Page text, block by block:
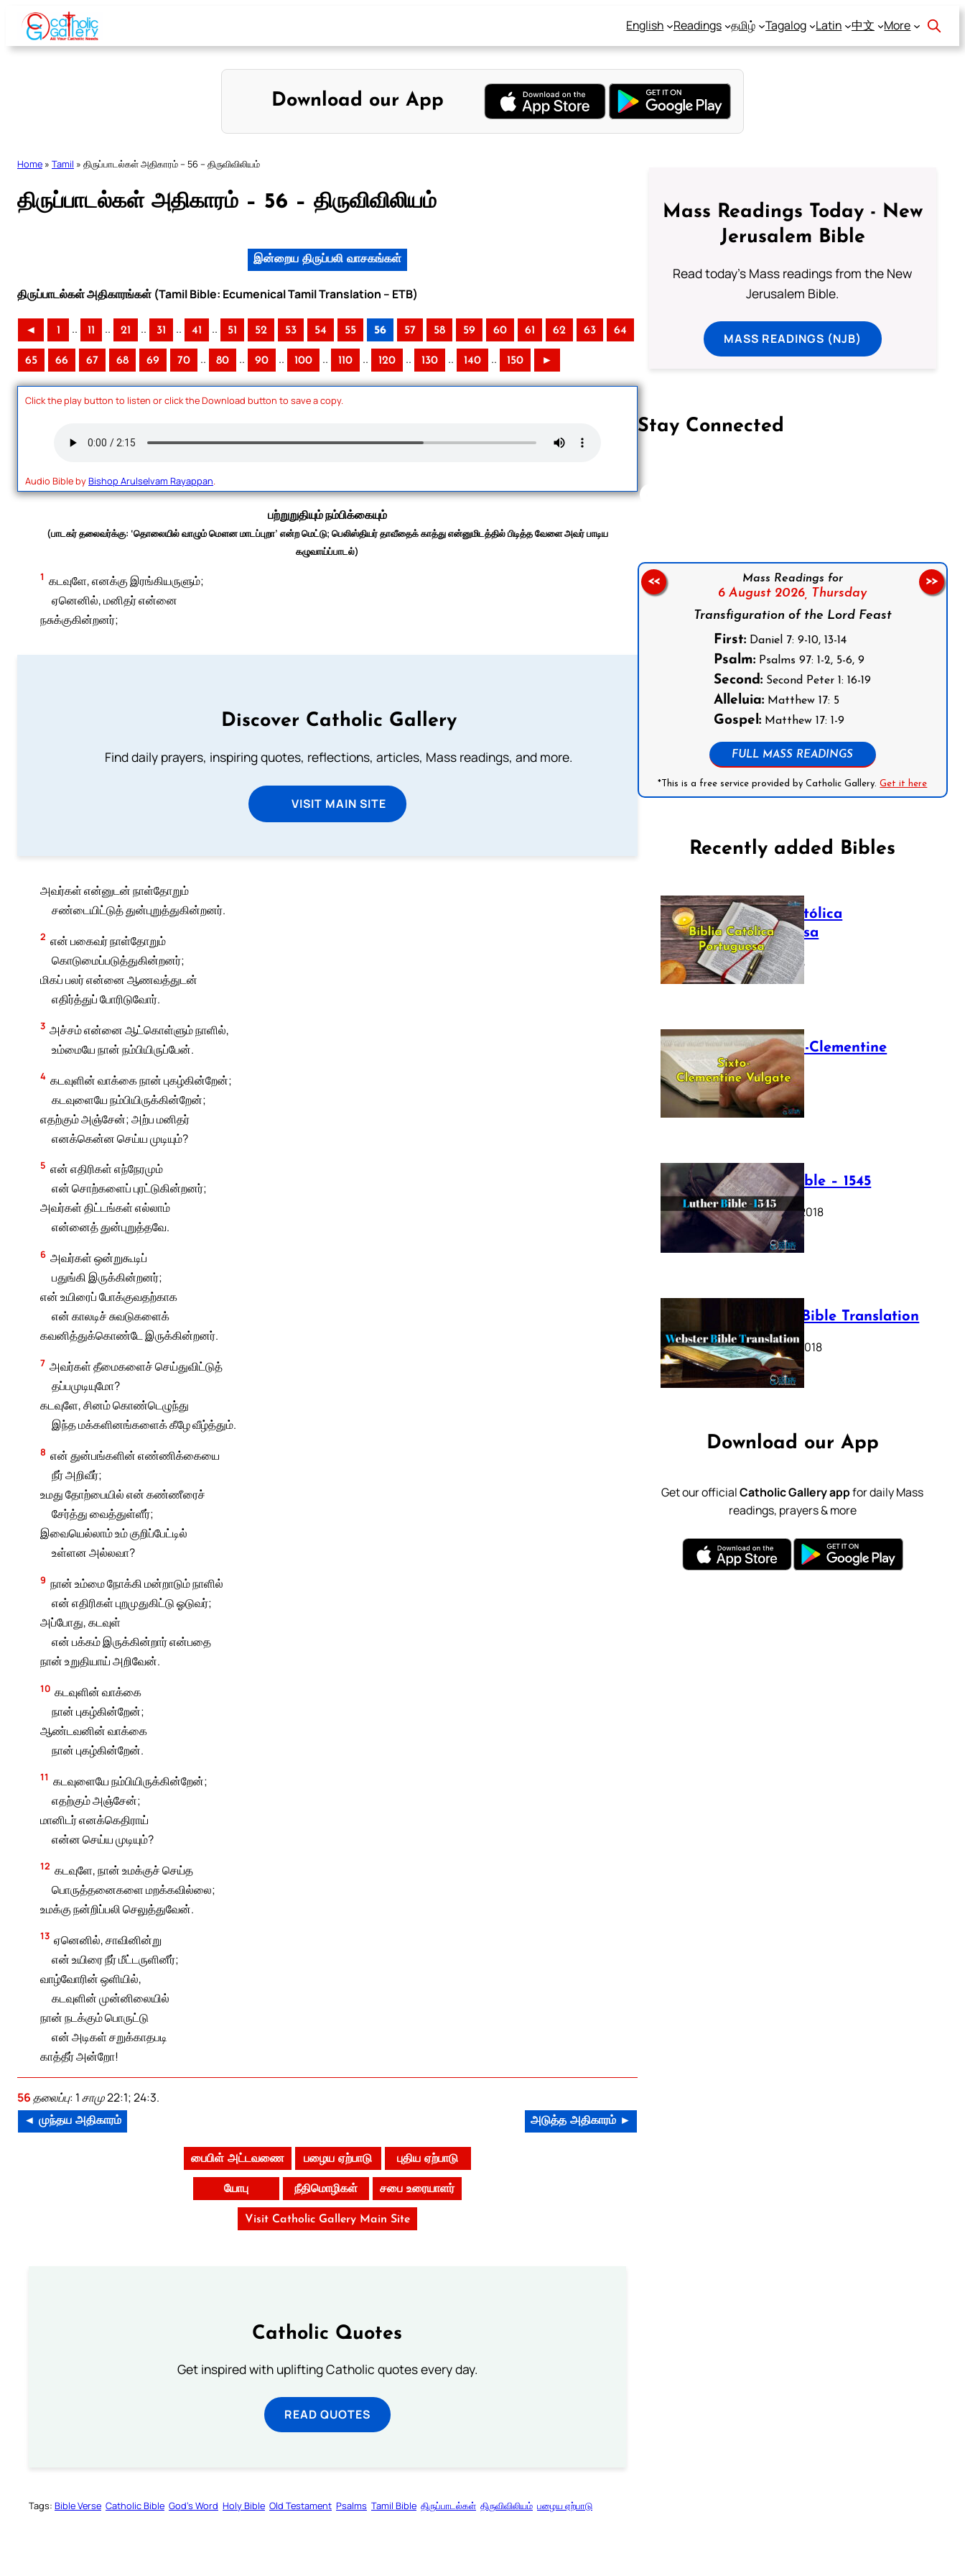
Skip
content
English Readings தமிழ் Tagalog Latin 中文 More
Download our App
Home » Tamil » திருப்பாடல்கள் அதிகாரம் – 56 – திருவிவிலியம்
திருப்பாடல்கள் அதிகாரம் – 56 – திருவிவிலியம்
இன்றைய திருப்பலி வாசகங்கள்
திருப்பாடல்கள் அதிகாரங்கள் (Tamil Bible: Ecumenical Tamil Translation – ETB)
◄ 1 .. 11 .. 21 .. 31 .. 41 .. 51 52 53 54 55 56 57 58 59 60 61 62 63 64
65 66 67 68 69 70 .. 80 .. 90 .. 100 .. 110 .. 120 .. 130 .. 140 .. 150 ►
Click the play button to listen or click the Download button to save a copy.
Audio Bible byBishop Arulselvam Rayappan.
பற்றுறுதியும் நம்பிக்கையும்
(பாடகர் தலைவர்க்கு: ‘தொலையில் வாழும் மௌன மாடப்புறா’ என்ற மெட்டு; பெலிஸ்தியர் தாவீதைக் காத்து என்னுமிடத்தில் பிடித்த வேளை அவர் பாடிய
கழுவாய்ப்பாடல்)
1 கடவுளே, எனக்கு இரங்கியருளும்;
ஏனெனில், மனிதர் என்னை
நசுக்குகின்றனர்;
Discover Catholic Gallery
Find daily prayers, inspiring quotes, reflections, articles, Mass readings, and more.
VISIT MAIN SITE
அவர்கள் என்னுடன் நாள்தோறும்
சண்டையிட்டுத் துன்புறுத்துகின்றனர்.
2 என் பகைவர் நாள்தோறும்
கொடுமைப்படுத்துகின்றனர்;
மிகப் பலர் என்னை ஆணவத்துடன்
எதிர்த்துப் போரிடுவோர்.
3 அச்சம் என்னை ஆட்கொள்ளும் நாளில்,
உம்மையே நான் நம்பியிருப்பேன்.
4 கடவுளின் வாக்கை நான் புகழ்கின்றேன்;
கடவுளையே நம்பியிருக்கின்றேன்;
எதற்கும் அஞ்சேன்; அற்ப மனிதர்
எனக்கென்ன செய்ய முடியும்?
5 என் எதிரிகள் எந்நேரமும்
என் சொற்களைப் புரட்டுகின்றனர்;
அவர்கள் திட்டங்கள் எல்லாம்
என்னைத் துன்புறுத்தவே.
6 அவர்கள் ஒன்றுகூடிப்
பதுங்கி இருக்கின்றனர்;
என் உயிரைப் போக்குவதற்காக
என் காலடிச் சுவடுகளைக்
கவனித்துக்கொண்டே இருக்கின்றனர்.
7 அவர்கள் தீமைகளைச் செய்துவிட்டுத்
தப்பமுடியுமோ?
கடவுளே, சினம் கொண்டெழுந்து
இந்த மக்களினங்களைக் கீழே வீழ்த்தும்.
8 என் துன்பங்களின் எண்ணிக்கையை
நீர் அறிவீர்;
உமது தோற்பையில் என் கண்ணீரைச்
சேர்த்து வைத்துள்ளீர்;
இவையெல்லாம் உம் குறிப்பேட்டில்
உள்ளன அல்லவா?
9 நான் உம்மை நோக்கி மன்றாடும் நாளில்
என் எதிரிகள் புறமுதுகிட்டு ஓடுவர்;
அப்போது, கடவுள்
என் பக்கம் இருக்கின்றார் என்பதை
நான் உறுதியாய் அறிவேன்.
10 கடவுளின் வாக்கை
நான் புகழ்கின்றேன்;
ஆண்டவனின் வாக்கை
நான் புகழ்கின்றேன்.
11 கடவுளையே நம்பியிருக்கின்றேன்;
எதற்கும் அஞ்சேன்;
மானிடர் எனக்கெதிராய்
என்ன செய்ய முடியும்?
12 கடவுளே, நான் உமக்குச் செய்த
பொருத்தனைகளை மறக்கவில்லை;
உமக்கு நன்றிப்பலி செலுத்துவேன்.
13 ஏனெனில், சாவினின்று
என் உயிரை நீர் மீட்டருளினீர்;
வாழ்வோரின் ஒளியில்,
கடவுளின் முன்னிலையில்
நான் நடக்கும் பொருட்டு
என் அடிகள் சறுக்காதபடி
காத்தீர் அன்றோ!
56தலைப்பு: 1 சாமு 22:1; 24:3.
◄ முந்தய அதிகாரம் அடுத்த அதிகாரம் ►
பைபிள் அட்டவணை பழைய ஏற்பாடு புதிய ஏற்பாடு
யோபு நீதிமொழிகள் சபை உரையாளர்
Visit Catholic Gallery Main Site
Catholic Quotes
Get inspired with uplifting Catholic quotes every day.
READ QUOTES
Tags: Bible Verse Catholic Bible God’s Word Holy Bible Old Testament Psalms Tamil Bible திருப்பாடல்கள் திருவிவிலியம் பழைய ஏற்பாடு
Mass Readings Today - New
Jerusalem Bible
Read today's Mass readings from the New
Jerusalem Bible.
MASS READINGS (NJB)
Stay Connected
Follow us on Facebook
Mass Readings for
6 August 2026, Thursday
Transfiguration of the Lord Feast
First: Daniel 7: 9-10, 13-14
Psalm: Psalms 97: 1-2, 5-6, 9
Second: Second Peter 1: 16-19
Alleluia: Matthew 17: 5
Gospel: Matthew 17: 1-9
FULL MASS READINGS
*This is a free service provided by Catholic Gallery.Get it here
<< >>
Recently added Bibles
Bíblia Católica
Portuguesa
July 16, 2025
The Sixto-Clementine
Vulgate
July 12, 2025
Luther Bible – 1545
October 17, 2018
Webster Bible Translation
October 11, 2018
Download our App
Get our officialCatholic Gallery appfor daily Mass
readings, prayers & more